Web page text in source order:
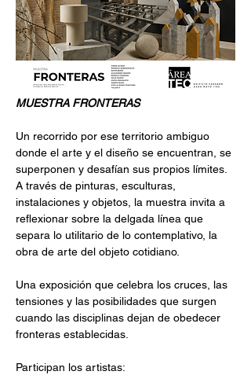
MUESTRA FRONTERAS
Un recorrido por ese territorio ambiguo
donde el arte y el diseño se encuentran, se
superponen y desafían sus propios límites.
A través de pinturas, esculturas,
instalaciones y objetos, la muestra invita a
reflexionar sobre la delgada línea que
separa lo utilitario de lo contemplativo, la
obra de arte del objeto cotidiano.
Una exposición que celebra los cruces, las
tensiones y las posibilidades que surgen
cuando las disciplinas dejan de obedecer
fronteras establecidas.
Participan los artistas: